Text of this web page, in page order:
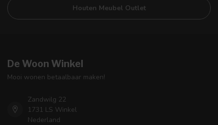
Houten Meubel Outlet
De Woon Winkel
Mooi wonen betaalbaar maken!
Zandwilg 22
1731 LS Winkel
Nederland